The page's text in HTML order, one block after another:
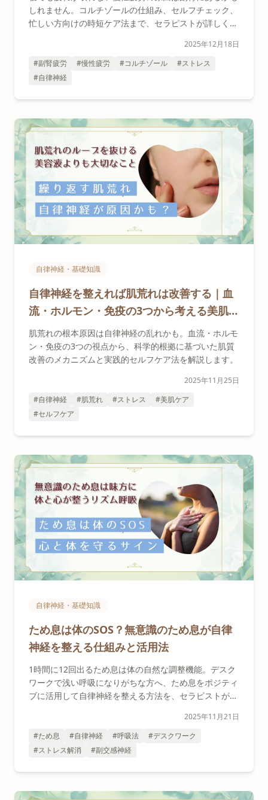
しれません。コルチゾールの仕組み、セルフチェック、
忙しい方向けの時短ケア法まで、セラピストが詳しく解
2025年12月18日
#副腎疲労
#慢性疲労 #コルチゾール
#ストレス
#自律神経
自律神経・基礎知識
自律神経を整えれば肌荒れは改善する｜血
流・ホルモン・免疫の3つから考える美肌ケ
ア
肌荒れの根本原因は自律神経の乱れかも。血流・ホルモ
ン・免疫の3つの視点から、科学的根拠に基づいた肌質
改善のメカニズムと実践的セルフケア法を解説します。
2025年11月25日
#自律神経
#肌荒れ #ストレス
#美肌ケア
#セルフケア
自律神経・基礎知識
ため息は体のSOS？無意識のため息が自律
神経を整える仕組みと活用法
1時間に12回出るため息は体の自然な調整機能。デスク
ワークで浅い呼吸になりがちな方へ、ため息をポジティ
ブに活用して自律神経を整える方法を、セラピストが科
2025年11月21日
#ため息
#自律神経 #呼吸法
#デスクワーク
#ストレス解消
#副交感神経